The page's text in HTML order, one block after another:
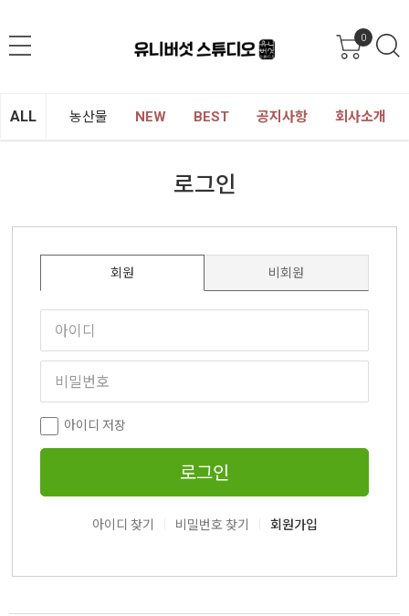
0
ALL 농산물 NEW BEST 공지사항 회사소개
로그인
회원 비회원
아이디 저장
로그인
아이디 찾기 비밀번호 찾기 회원가입